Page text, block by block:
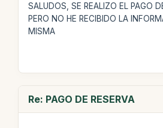
SALUDOS, SE REALIZO EL PAGO
PERO NO HE RECIBIDO LA
MISMA
Re: PAGO DE RESERVA